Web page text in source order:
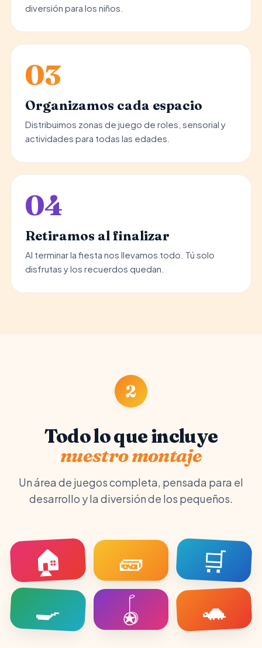
diversión para los niños.
03
Organizamos cada espacio
Distribuimos zonas de juego de roles, sensorial y
actividades para todas las edades.
04
Retiramos al finalizar
Al terminar la fiesta nos llevamos todo. Tú solo
disfrutas y los recuerdos quedan.
2
Todo lo que incluye
nuestro montaje
Un área de juegos completa, pensada para el
desarrollo y la diversión de los pequeños.
🏠 🧱
🛒
🍳
🪀 🐢